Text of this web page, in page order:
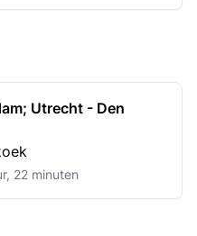
Utrecht - Den
22 minuten